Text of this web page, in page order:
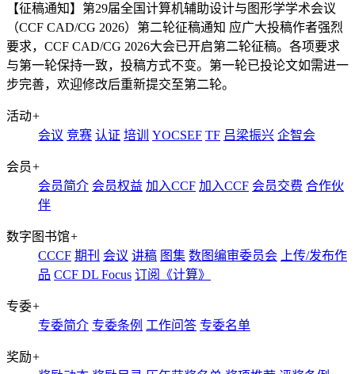
【征稿通知】第29届全国计算机辅助设计与图形学学术会议
（CCF CAD/CG 2026）第二轮征稿通知 应广大投稿作者强烈
要求，CCF CAD/CG 2026大会已开启第二轮征稿。各项要求
与第一轮保持一致，投稿方式不变。第一轮已投论文如需进一
步完善，欢迎修改后重新提交至第二轮。
活动+
会议 竞赛 认证 培训 YOCSEF TF 吕梁振兴 企智会
会员+
会员简介 会员权益 加入CCF 加入CCF 会员交费 合作伙
伴
数字图书馆+
CCCF 期刊 会议 讲稿 图集 数图编审委员会
上传/发布作
品 CCF DL Focus 订阅《计算》
专委+
专委简介 专委条例 工作问答 专委名单
奖励+